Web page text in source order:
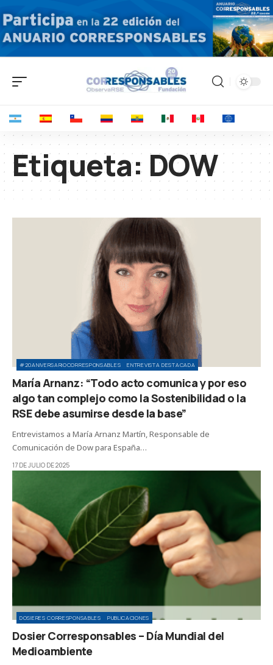
Etiqueta: DOW
#20ANIVERSARIOCORRESPONSABLES ENTREVISTA DESTACADA
María Arnanz: “Todo acto comunica y por eso
algo tan complejo como la Sostenibilidad o la
RSE debe asumirse desde la base”
Entrevistamos a María Arnanz Martín, Responsable de
Comunicación de Dow para España…
17 DE JULIO DE 2025
DOSIERES CORRESPONSABLES PUBLICACIONES
Dosier Corresponsables – Día Mundial del
Medioambiente